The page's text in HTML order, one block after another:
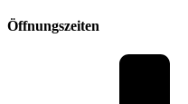
Öffnungszeiten